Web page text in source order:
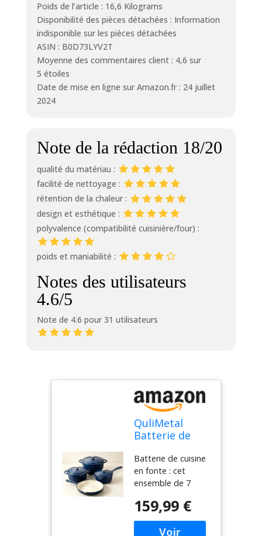
vous fournira la
solution la plus
efficace
Poids de l’article : 16,6 Kilograms
Disponibilité des pièces détachées : Information
indisponible sur les pièces détachées
ASIN : B0D73LYV2T
Moyenne des commentaires client : 4,6 sur
5 étoiles
Date de mise en ligne sur Amazon.fr : 24 juillet
2024
Note de la rédaction 18/20
qualité du matériau :
facilité de nettoyage :
rétention de la chaleur :
design et esthétique :
polyvalence (compatibilité cuisinière/four) :
poids et maniabilité :
Notes des utilisateurs
4.6/5
Note de 4.6 pour 31 utilisateurs
QuliMetal
Batterie de
antiadhésive
en fonte
émaillée 7
couvercle et
deux poignées
Batterie de cuisine
en fonte : cet
ensemble de 7
cuisine est fabriqué
en fonte durable
qui offre une
159,99 €